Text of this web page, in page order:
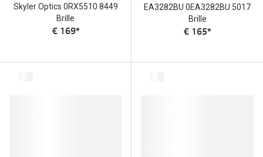
Skyler Optics 0RX5510 8449
Brille
€ 169*
EA3282BU 0EA3282BU 5017
Brille
€ 165*